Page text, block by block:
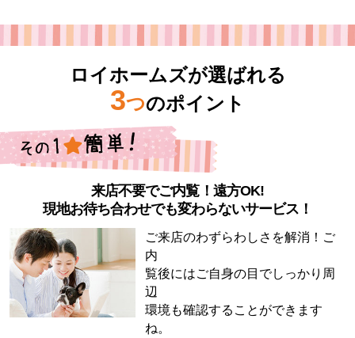
ロイホームズが選ばれる
3つのポイント
来店不要でご内覧！遠方OK!
現地お待ち合わせでも変わらないサービス！
ご来店のわずらわしさを解消！ご
内
覧後にはご自身の目でしっかり周
辺
環境も確認することができます
ね。